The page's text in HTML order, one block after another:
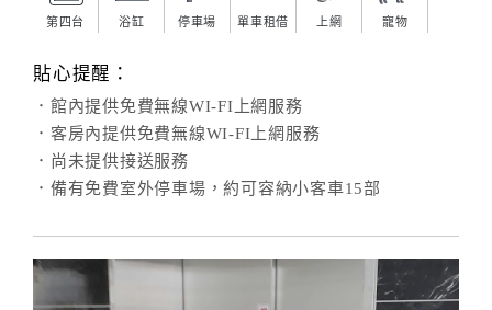
第四台 浴缸 停車場 單車租借 上網 寵物
貼心提醒：
．館內提供免費無線WI-FI上網服務
．客房內提供免費無線WI-FI上網服務
．尚未提供接送服務
．備有免費室外停車場，約可容納小客車15部